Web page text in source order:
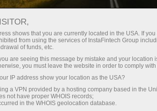
shows that you are currently located in the USA. If
from using the services of InstaFintech Group
of funds, etc.
are seeing this message by mistake and your location
you must leave the website in order to comply
IP address show your location as the USA?
a VPN provided by a hosting company based in the
not have proper WHOIS records;
in the WHOIS geolocation database.